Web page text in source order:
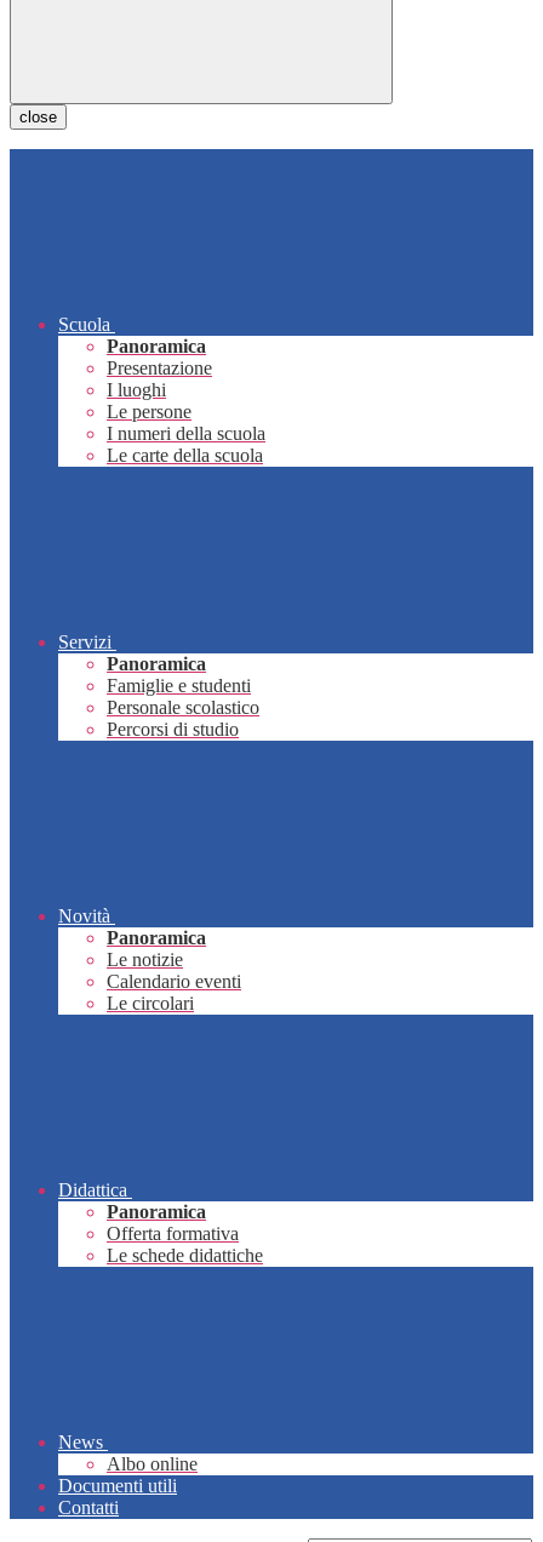
close
Scuola
Panoramica
Presentazione
I luoghi
Le persone
I numeri della scuola
Le carte della scuola
Servizi
Panoramica
Famiglie e studenti
Personale scolastico
Percorsi di studio
Novità
Panoramica
Le notizie
Calendario eventi
Le circolari
Didattica
Panoramica
Offerta formativa
Le schede didattiche
News
Albo online
Documenti utili
Contatti